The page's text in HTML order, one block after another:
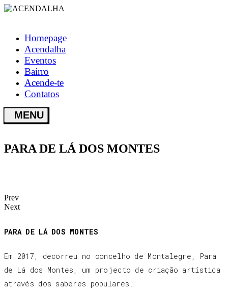
Homepage
Acendalha
Eventos
Bairro
Acende-te
Contatos
PARA DE LÁ DOS MONTES
Prev
Next
PARA DE LÁ DOS MONTES
Em 2017, decorreu no concelho de Montalegre, Para
de Lá dos Montes, um projecto de criação artística
através dos saberes populares.